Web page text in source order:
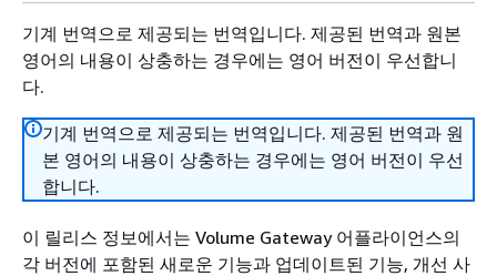
기계 번역으로 제공되는 번역입니다. 제공된 번역과 원본
영어의 내용이 상충하는 경우에는 영어 버전이 우선합니
다.
기계 번역으로 제공되는 번역입니다. 제공된 번역과 원
본 영어의 내용이 상충하는 경우에는 영어 버전이 우선
합니다.
이 릴리스 정보에서는 Volume Gateway어플라이언스의
각 버전에 포함된 새로운 기능과 업데이트된 기능, 개선 사